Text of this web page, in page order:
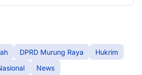
DPRD Murung Raya
Hukrim
News